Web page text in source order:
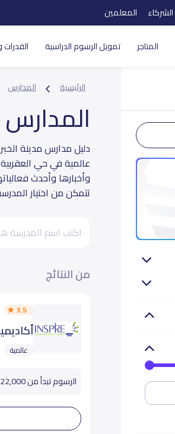
الشركاء المعلمين
المتاجر تمويل الرسوم الدراسية
الرئيسية المدارس
المدارس
عالمية في حي
وأخبارها وأحدث
تتمكن من اختيار
من النتائج
3.5
عالمية
الرسوم تبدأ من 22,000